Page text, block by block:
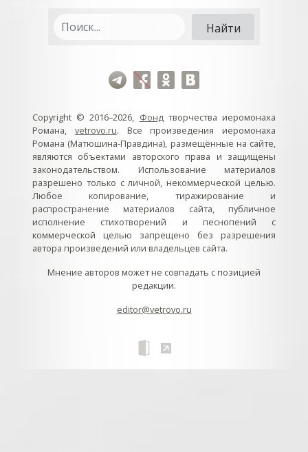
Copyright © 2016–2026, Фонд творчества иеромонаха
Романа, vetrovo.ru. Все произведения иеромонаха
Романа (Матюшина-Правдина), размещённые на сайте,
являются объектами авторского права и защищены
законодательством. Использование материалов
разрешено только с личной, некоммерческой целью.
Любое копирование, тиражирование и
распространение материалов сайта, публичное
исполнение стихотворений и песнопений с
коммерческой целью запрещено без разрешения
автора произведений или владельцев сайта.
Мнение авторов может не совпадать с позицией
редакции.
editor@vetrovo.ru